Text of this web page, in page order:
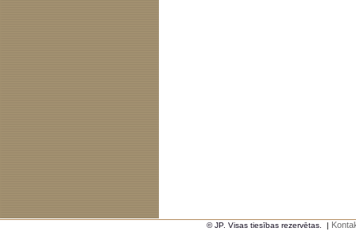
© JP. Visas tiesības rezervētas. |